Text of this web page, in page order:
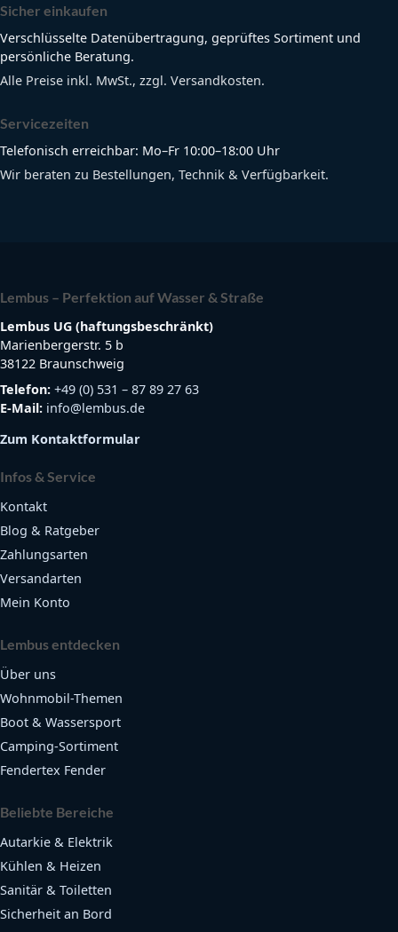
Sicher einkaufen
Verschlüsselte Datenübertragung, geprüftes Sortiment und
persönliche Beratung.
Alle Preise inkl. MwSt., zzgl. Versandkosten.
Servicezeiten
Telefonisch erreichbar: Mo–Fr 10:00–18:00 Uhr
Wir beraten zu Bestellungen, Technik & Verfügbarkeit.
Lembus – Perfektion auf Wasser & Straße
Lembus UG (haftungsbeschränkt)
Marienbergerstr. 5 b
38122 Braunschweig
Telefon: +49 (0) 531 – 87 89 27 63
E-Mail: info@lembus.de
Zum Kontaktformular
Infos & Service
Kontakt
Blog & Ratgeber
Zahlungsarten
Versandarten
Mein Konto
Lembus entdecken
Über uns
Wohnmobil-Themen
Boot & Wassersport
Camping-Sortiment
Fendertex Fender
Beliebte Bereiche
Autarkie & Elektrik
Kühlen & Heizen
Sanitär & Toiletten
Sicherheit an Bord